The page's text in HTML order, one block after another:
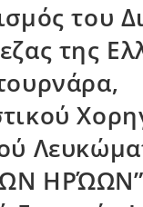
του
της
ΗΡΏΩΝ”